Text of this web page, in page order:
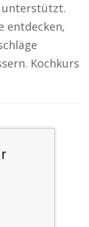
unterstützt.
entdecken,
Kochkurs